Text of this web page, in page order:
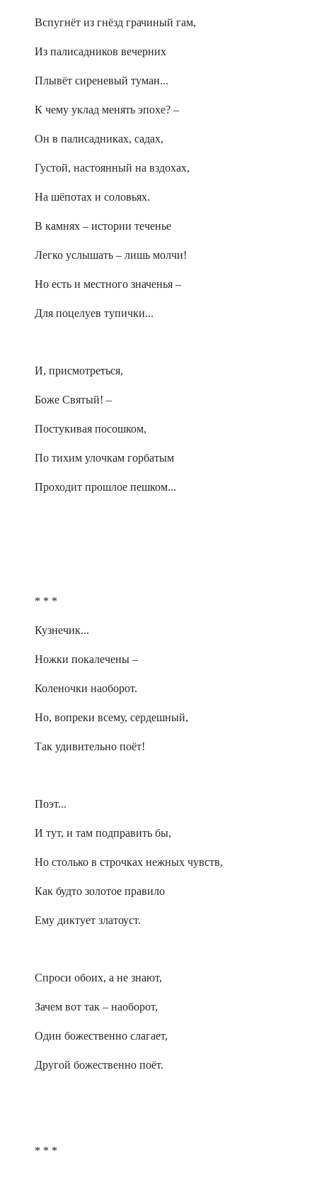
Вспугнёт из гнёзд грачиный гам,
Из палисадников вечерних
Плывёт сиреневый туман...
К чему уклад менять эпохе? –
Он в палисадниках, садах,
Густой, настоянный на вздохах,
На шёпотах и соловьях.
В камнях – истории теченье
Легко услышать – лишь молчи!
Но есть и местного значенья –
Для поцелуев тупички...
И, присмотреться,
Боже Святый! –
Постукивая посошком,
По тихим улочкам горбатым
Проходит прошлое пешком...
* * *
Кузнечик...
Ножки покалечены –
Коленочки наоборот.
Но, вопреки всему, сердешный,
Так удивительно поёт!
Поэт...
И тут, и там подправить бы,
Но столько в строчках нежных чувств,
Как будто золотое правило
Ему диктует златоуст.
Спроси обоих, а не знают,
Зачем вот так – наоборот,
Один божественно слагает,
Другой божественно поёт.
* * *